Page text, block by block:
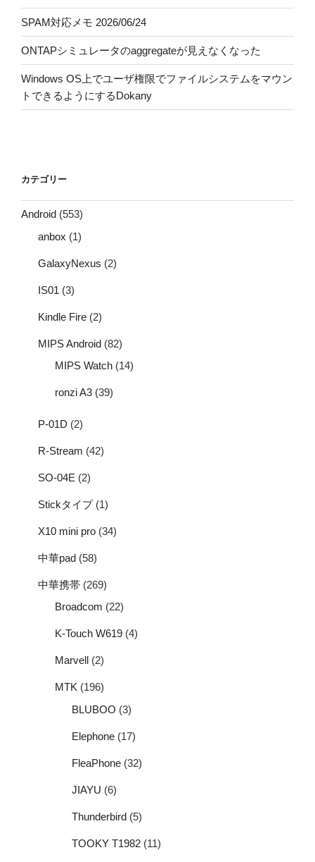
SPAM対応メモ 2026/06/24
ONTAPシミュレータのaggregateが見えなくなった
Windows OS上でユーザ権限でファイルシステムをマウン
トできるようにするDokany
カテゴリー
Android (553)
anbox (1)
GalaxyNexus (2)
IS01 (3)
Kindle Fire (2)
MIPS Android (82)
MIPS Watch (14)
ronzi A3 (39)
P-01D (2)
R-Stream (42)
SO-04E (2)
Stickタイプ(1)
X10 mini pro (34)
中華pad (58)
中華携帯 (269)
Broadcom (22)
K-Touch W619 (4)
Marvell (2)
MTK (196)
BLUBOO (3)
Elephone (17)
FleaPhone (32)
JIAYU (6)
Thunderbird (5)
TOOKY T1982 (11)